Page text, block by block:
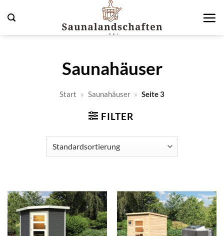
Inhalt
springen
Saunahäuser
Start » Saunahäuser » Seite 3
FILTER